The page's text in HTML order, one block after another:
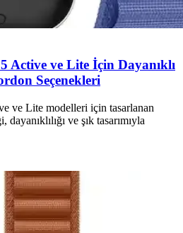
Active ve Lite İçin Dayanıklı
Seçenekleri
ve Lite modelleri için tasarlanan
ve şık tasarımıyla